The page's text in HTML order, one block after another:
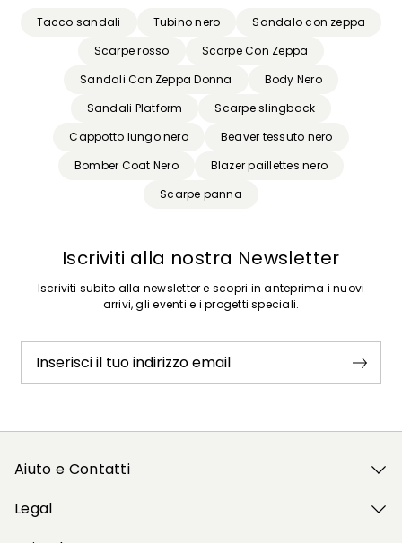
Tacco sandali Tubino nero
Sandalo con zeppa
Scarpe rosso
Scarpe Con Zeppa
Sandali Con Zeppa Donna
Body Nero
Sandali Platform
Scarpe slingback
Cappotto lungo nero
Beaver tessuto nero
Bomber Coat Nero
Blazer paillettes nero
Scarpe panna
Iscriviti alla nostra Newsletter
Iscriviti subito alla newsletter e scopri in anteprima i nuovi
arrivi, gli eventi e i progetti speciali.
Inserisci il tuo indirizzo email
Aiuto e Contatti
Legal